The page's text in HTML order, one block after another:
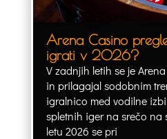
Arena Casino
igrati v 2026?
V zadnjih letih se je
in prilagajal sodobnim
igralnico med vodilne
spletnih iger na srečo na
letu 2026 se pri